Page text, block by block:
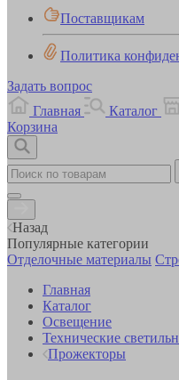
Поставщикам
Политика
Задать вопрос
Главная
Каталог
Корзина
Назад
Популярные категории
Отделочные материалы
Главная
Каталог
Освещение
Технические
Прожекторы